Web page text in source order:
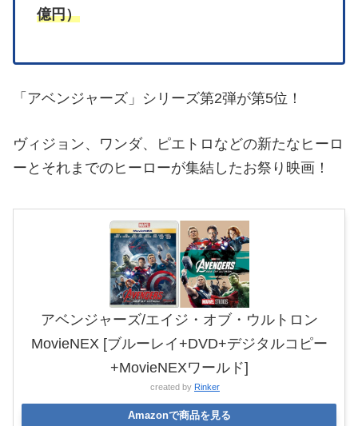
億円）
「アベンジャーズ」シリーズ第2弾が第5位！
ヴィジョン、ワンダ、ピエトロなどの新たなヒーロ
ーとそれまでのヒーローが集結したお祭り映画！
アベンジャーズ/エイジ・オブ・ウルトロン
MovieNEX [ブルーレイ+DVD+デジタルコピー
+MovieNEXワールド]
created by Rinker
Amazonで商品を見る